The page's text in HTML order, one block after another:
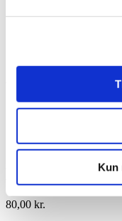
Kun
Vare: LL
LL Gelpolish
80,00 kr.